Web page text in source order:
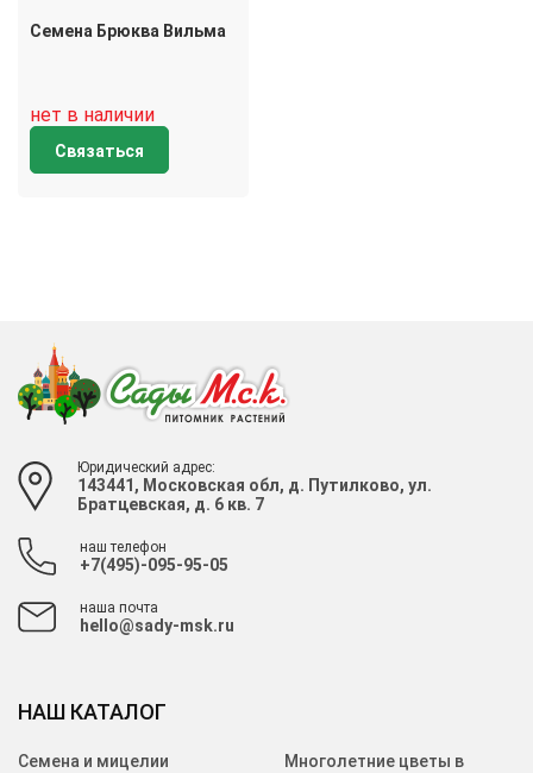
Семена Брюква Вильма
нет в наличии
Связаться
Юридический адрес:
143441, Московская обл, д. Путилково, ул.
Братцевская, д. 6 кв. 7
наш телефон
+7(495)-095-95-05
наша почта
hello@sady-msk.ru
НАШ КАТАЛОГ
Семена и мицелии
Многолетние цветы в